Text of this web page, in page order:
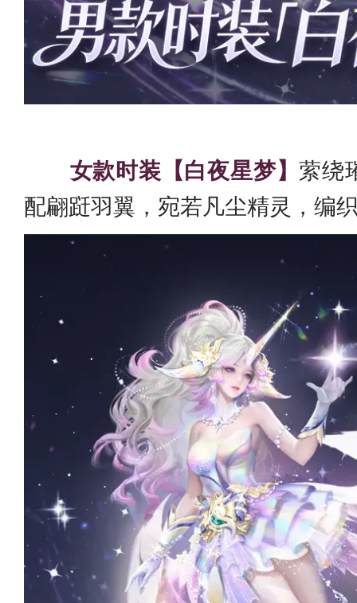
女款时装【白夜星梦】萦绕
配翩跹羽翼，宛若凡尘精灵，编